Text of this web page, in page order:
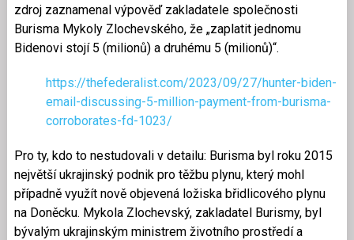
zdroj zaznamenal výpověď zakladatele společnosti
Burisma Mykoly Zlochevského, že „zaplatit jednomu
Bidenovi stojí 5 (milionů) a druhému 5 (milionů)“.
https://thefederalist.com/2023/09/27/hunter-biden-
email-discussing-5-million-payment-from-burisma-
corroborates-fd-1023/
Pro ty, kdo to nestudovali v detailu: Burisma byl roku 2015
největší ukrajinský podnik pro těžbu plynu, který mohl
případně využít nově objevená ložiska břidlicového plynu
na Doněcku. Mykola Zlochevský, zakladatel Burismy, byl
bývalým ukrajinským ministrem životního prostředí a